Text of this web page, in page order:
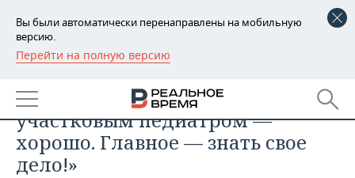
Вы были автоматически перенаправлены на мобильную
версию.
Перейти на полную версию
РЕГИОНЫ
БАШКОРТОСТАН
ТАТАРСТАН
УДМУРТИЯ
НОВОСТИ
АНАЛИТИКА
НОВОСТИ АНАЛИТИКИ
ЭКОНОМИКА
Альбина Ибрагимова: «Работать
участковым педиатром —
хорошо. Главное — знать свое
дело!»